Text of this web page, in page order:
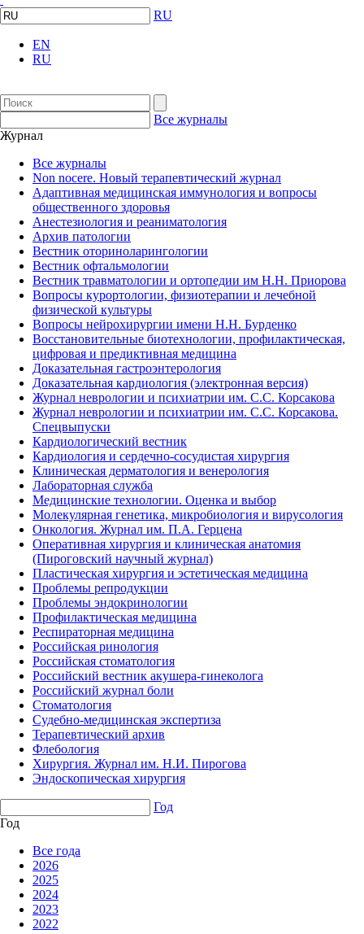
RU
EN
RU
Все журналы
Журнал
Все журналы
Non nocere. Новый терапевтический журнал
Адаптивная медицинская иммунология и вопросы
общественного здоровья
Анестезиология и реаниматология
Архив патологии
Вестник оториноларингологии
Вестник офтальмологии
Вестник травматологии и ортопедии им Н.Н. Приорова
Вопросы курортологии, физиотерапии и лечебной
физической культуры
Вопросы нейрохирургии имени Н.Н. Бурденко
Восстановительные биотехнологии, профилактическая,
цифровая и предиктивная медицина
Доказательная гастроэнтерология
Доказательная кардиология (электронная версия)
Журнал неврологии и психиатрии им. С.С. Корсакова
Журнал неврологии и психиатрии им. С.С. Корсакова.
Спецвыпуски
Кардиологический вестник
Кардиология и сердечно-сосудистая хирургия
Клиническая дерматология и венерология
Лабораторная служба
Медицинские технологии. Оценка и выбор
Молекулярная генетика, микробиология и вирусология
Онкология. Журнал им. П.А. Герцена
Оперативная хирургия и клиническая анатомия
(Пироговский научный журнал)
Пластическая хирургия и эстетическая медицина
Проблемы репродукции
Проблемы эндокринологии
Профилактическая медицина
Респираторная медицина
Российская ринология
Российская стоматология
Российский вестник акушера-гинеколога
Российский журнал боли
Стоматология
Судебно-медицинская экспертиза
Терапевтический архив
Флебология
Хирургия. Журнал им. Н.И. Пирогова
Эндоскопическая хирургия
Год
Год
Все года
2026
2025
2024
2023
2022